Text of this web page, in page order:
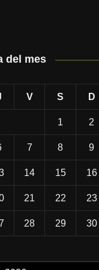
del mes
V S D
1 2
7 8 9
14 15 16
21 22 23
28 29 30